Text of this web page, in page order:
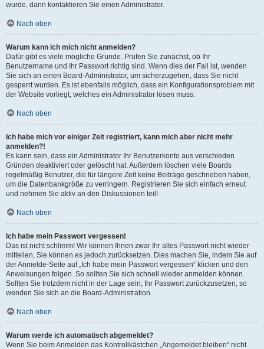
wurde, dann kontaktieren Sie einen Administrator.
Nach oben
Warum kann ich mich nicht anmelden?
Dafür gibt es viele mögliche Gründe. Prüfen Sie zunächst, ob Ihr
Benutzername und Ihr Passwort richtig sind. Wenn dies der Fall ist, wenden
Sie sich an einen Board-Administrator, um sicherzugehen, dass Sie nicht
gesperrt wurden. Es ist ebenfalls möglich, dass ein Konfigurationsproblem mit
der Website vorliegt, welches ein Administrator lösen muss.
Nach oben
Ich habe mich vor einiger Zeit registriert, kann mich aber nicht mehr
anmelden?!
Es kann sein, dass ein Administrator Ihr Benutzerkonto aus verschieden
Gründen deaktiviert oder gelöscht hat. Außerdem löschen viele Boards
regelmäßig Benutzer, die für längere Zeit keine Beiträge geschrieben haben,
um die Datenbankgröße zu verringern. Registrieren Sie sich einfach erneut
und nehmen Sie aktiv an den Diskussionen teil!
Nach oben
Ich habe mein Passwort vergessen!
Das ist nicht schlimm! Wir können Ihnen zwar Ihr altes Passwort nicht wieder
mitteilen, Sie können es jedoch zurücksetzen. Dies machen Sie, indem Sie auf
der Anmelde-Seite auf „Ich habe mein Passwort vergessen“ klicken und den
Anweisungen folgen. So sollten Sie sich schnell wieder anmelden können.
Sollten Sie trotzdem nicht in der Lage sein, Ihr Passwort zurückzusetzen, so
wenden Sie sich an die Board-Administration.
Nach oben
Warum werde ich automatisch abgemeldet?
Wenn Sie beim Anmelden das Kontrollkästchen „Angemeldet bleiben“ nicht